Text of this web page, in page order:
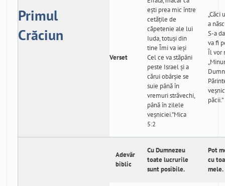
Primul
Crăciun
Verset
eşti prea mic între
cetăţile de
căpetenie ale lui
Iuda, totuşi din
tine Îmi va ieşi
Cel ce va stăpâni
peste Israel şi a
cărui obârşie se
suie până în
vremuri străvechi,
până în zilele
veşniciei.”Mica
5:2
„Căci
a
S-a
va fi
Îl vor
Adevăr
biblic
Cu Dumnezeu
toate lucrurile
sunt posibile.
Pot
cu
mele.